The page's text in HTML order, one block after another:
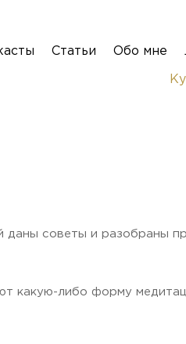
Статьи Обо мне
даны советы и разобраны
какую-либо форму